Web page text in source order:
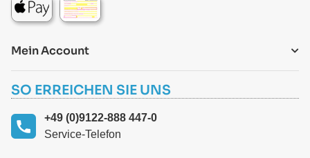
Mein Account
SO ERREICHEN SIE UNS
+49 (0)9122-888 447-0
Service-Telefon